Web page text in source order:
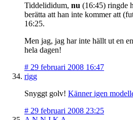
Tiddelididum, nu (16:45) ringde
berätta att han inte kommer att
16:25.
Men jag, jag har inte hällt ut en
hela dagen!
# 29 februari 2008 16:47
rigg
Snyggt golv! Känner igen
# 29 februari 2008 23:25